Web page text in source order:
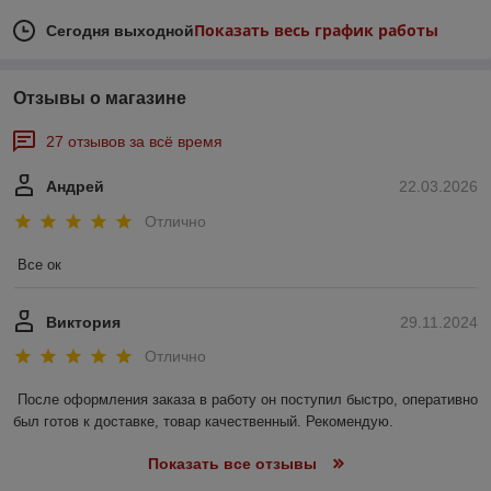
Сегодня выходнойПоказать весь график работы
Отзывы о магазине
27 отзывов за всё время
22.03.2026
Андрей
Отлично
Все ок
29.11.2024
Виктория
Отлично
После оформления заказа в работу он поступил быстро, оперативно
был готов к доставке, товар качественный. Рекомендую.
Показать все отзывы